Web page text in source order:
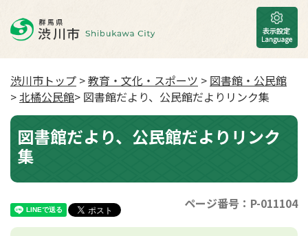
渋川市トップ >教育・文化・スポーツ > 図書館・公民館
>北橘公民館> 図書館だより、公民館だよりリンク集
図書館だより、公民館だよりリンク
集
ページ番号：P-011104